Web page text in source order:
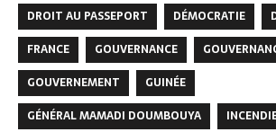
DROIT AU PASSEPORT
DÉMOCRATIE
FRANCE
GOUVERNANCE
GOUVERNEMENT
GUINÉE
GÉNÉRAL MAMADI DOUMBOUYA